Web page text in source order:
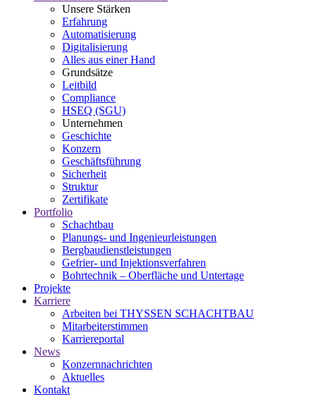
Unsere Stärken
Erfahrung
Automatisierung
Digitalisierung
Alles aus einer Hand
Grundsätze
Leitbild
Compliance
HSEQ (SGU)
Unternehmen
Geschichte
Konzern
Geschäftsführung
Sicherheit
Struktur
Zertifikate
Portfolio
Schachtbau
Planungs- und Ingenieurleistungen
Bergbaudienstleistungen
Gefrier- und Injektionsverfahren
Bohrtechnik – Oberfläche und Untertage
Projekte
Karriere
Arbeiten bei THYSSEN SCHACHTBAU
Mitarbeiterstimmen
Karriereportal
News
Konzernnachrichten
Aktuelles
Kontakt